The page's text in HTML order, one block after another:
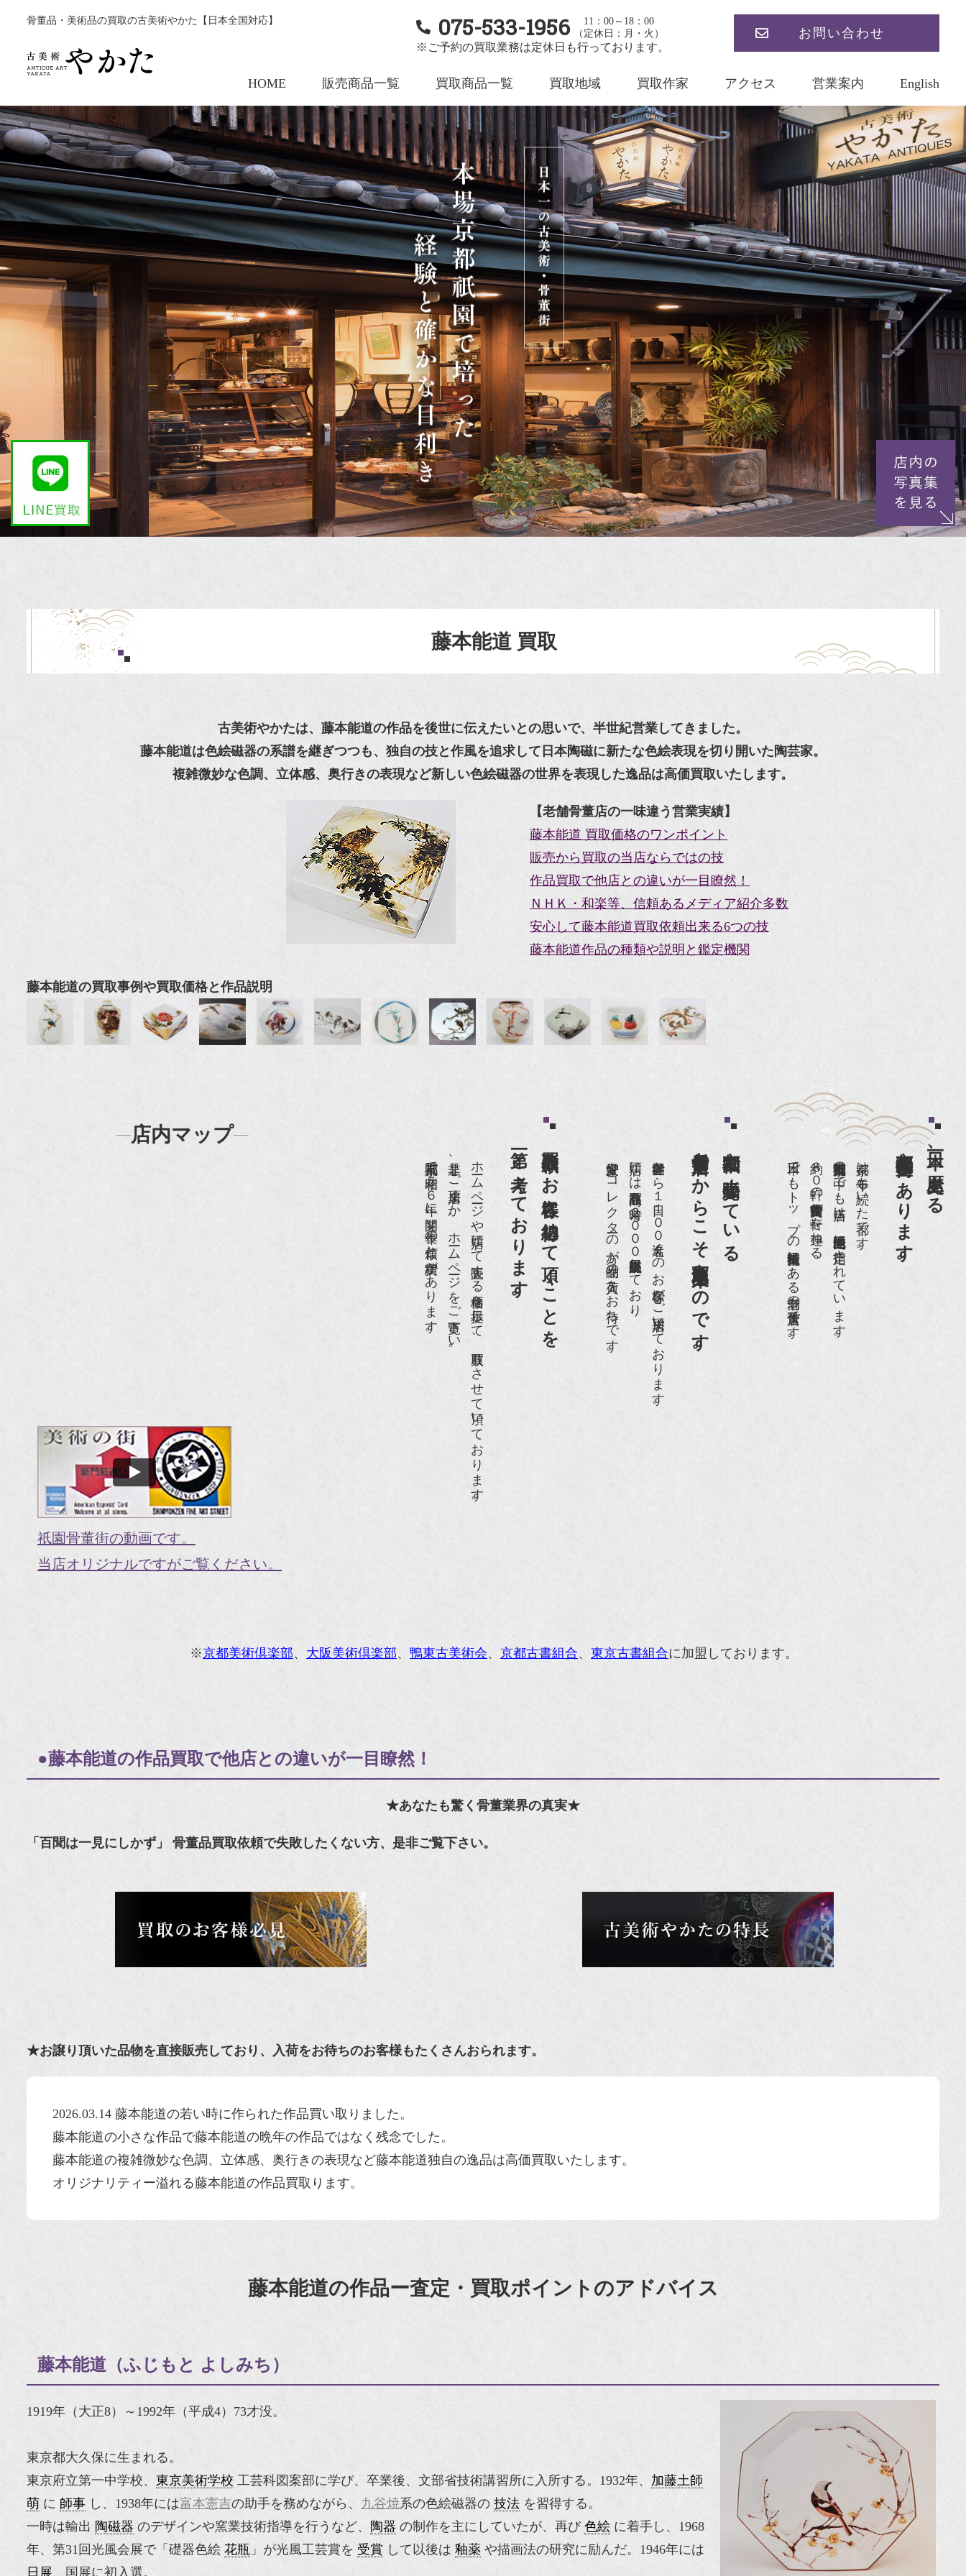
骨董品・美術品の買取の古美術やかた【日本全国対応】 075-533-1956
11：00～18：00
（定休日：月・火）
※ご予約の買取業務は定休日も行っております。
お問い合わせ
HOME 販売商品一覧 買取商品一覧 買取地域 買取作家 アクセス 営業案内 English
藤本能道 買取
古美術やかたは、藤本能道の作品を後世に伝えたいとの思いで、半世紀営業してきました。
藤本能道は色絵磁器の系譜を継ぎつつも、独自の技と作風を追求して日本陶磁に新たな色絵表現を切り開いた陶芸家。
複雑微妙な色調、立体感、奥行きの表現など新しい色絵磁器の世界を表現した逸品は高価買取いたします。
【老舗骨董店の一味違う営業実績】
藤本能道 買取価格のワンポイント
販売から買取の当店ならではの技
作品買取で他店との違いが一目瞭然！
ＮＨＫ・和楽等、信頼あるメディア紹介多数
安心して藤本能道買取依頼出来る6つの技
藤本能道作品の種類や説明と鑑定機関
藤本能道の買取事例や買取価格と作品説明
店内マップ
祇園骨董街の動画です。
当店オリジナルですがご覧ください。
日本一、歴史ある
京都祇園骨董街にあります。
京都は千年も続いた都です。
京都祇園骨董街の中でも当店は、歴史的保全地区に指定されています。
約８０軒の古美術骨董商が軒を連ねる、
日本でもトップの祇園骨董街にある老舗の骨董店です。
京都祇園で小売販売している
老舗骨董店だからこそ高価買取出来るのです。
世界各国から１日１００名近くのお客様がご来店頂いております。
店頭には買取商品を常時２０００点以上展示販売しており、
愛好家やコレクターの方が品物の入荷をお待ちです。
買取依頼のお客様に納得して頂くことを
第一と考えております。
ホームページや店頭にて販売する価格を提示して、買取りさせて頂いております。
是非、ご来店頂くか、ホームページをご覧下さい。
京都祇園で昭和５６年に開業、長年の信頼と実績があります。
※京都美術倶楽部、 大阪美術倶楽部、 鴨東古美術会、 京都古書組合、 東京古書組合に加盟しております。
●藤本能道の作品買取で他店との違いが一目瞭然！
★あなたも驚く骨董業界の真実★
「百聞は一見にしかず」 骨董品買取依頼で失敗したくない方、是非ご覧下さい。
★お譲り頂いた品物を直接販売しており、入荷をお待ちのお客様もたくさんおられます。
2026.03.14 藤本能道の若い時に作られた作品買い取りました。
藤本能道の小さな作品で藤本能道の晩年の作品ではなく残念でした。
藤本能道の複雑微妙な色調、立体感、奥行きの表現など藤本能道独自の逸品は高価買取いたします。
オリジナリティー溢れる藤本能道の作品買取ります。
藤本能道の作品ー査定・買取ポイントのアドバイス
藤本能道（ふじもと よしみち）
1919年（大正8）～1992年（平成4）73才没。
東京都大久保に生まれる。
東京府立第一中学校、 東京美術学校 工芸科図案部に学び、卒業後、文部省技術講習所に入所する。1932年、 加藤土師
萌 に 師事 し、1938年には富本憲吉の助手を務めながら、 九谷焼系の色絵磁器の 技法 を習得する。
一時は輸出 陶磁器 のデザインや窯業技術指導を行うなど、 陶器 の制作を主にしていたが、再び 色絵 に着手し、1968
年、第31回光風会展で「礎器色絵 花瓶 」が光風工芸賞を 受賞 して以後は 釉薬 や描画法の研究に励んだ。1946年には
日展、国展に初入選。